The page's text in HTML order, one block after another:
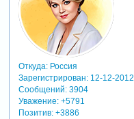
Откуда:Россия
Зарегистрирован: 12-12-2012
Сообщений:3904
Уважение: +5791
Позитив: +3886